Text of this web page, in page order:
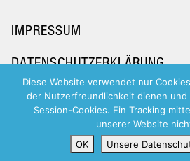
IMPRESSUM
DATENSCHUTZERKLÄRUNG
Diese Website verwendet nur
der Nutzerfreundlichkeit dienen
Session-Cookies. Ein Tracking
unserer Website
OK
Unsere